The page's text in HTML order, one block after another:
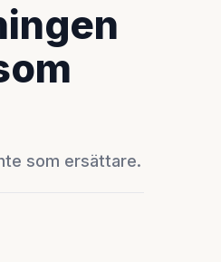
som ersättare.